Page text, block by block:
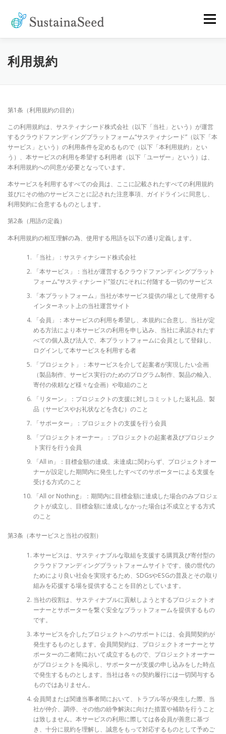
メニュー
CORPORATE
CONTACT
利用規約
第1条（利用規約の目的）
この利用規約は、サスティナシード株式会社（以下「当社」という）が運営
するクラウドファンディングプラットフォーム“サスティナシード”（以下「本
サービス」という）の利用条件を定めるもので（以下「本利用規約」とい
う）、本サービスの利用を希望する利用者（以下「ユーザー」という）は、
本利用規約への同意が必要となっています。
本サービスを利用するすべての会員は、ここに記載されたすべての利用規約
並びにその他のサービスごとに記された注意事項、ガイドラインに同意し、
利用契約に合意するものとします。
第2条（用語の定義）
本利用規約の相互理解の為、使用する用語を以下の通り定義します。
「当社」：サスティナシード株式会社
「本サービス」：当社が運営するクラウドファンディングプラット
フォーム“サスティナシード”並びにそれに付随する一切のサービス
「本プラットフォーム」当社が本サービス提供の場として使用する
インターネット上の当社運営サイト
「会員」：本サービスの利用を希望し、本規約に合意し、当社が定
める方法により本サービスの利用を申し込み、当社に承認されたす
べての個人及び法人で、本プラットフォームに会員として登録し、
ログインして本サービスを利用する者
「プロジェクト」：本サービスを介して起案者が実現したい企画
（製品制作、サービス実行のためのプログラム制作、製品の輸入、
寄付の依頼など様々な企画）や取組のこと
「リターン」：プロジェクトの支援に対しコミットした返礼品、製
品（サービスやお礼状などを含む）のこと
「サポーター」：プロジェクトの支援を行う会員
「プロジェクトオーナー」：プロジェクトの起案者及びプロジェク
ト実行を行う会員
「All in」：目標金額の達成、未達成に関わらず、プロジェクトオー
ナーが設定した期間内に発生したすべてのサポーターによる支援を
受ける方式のこと
「All or Nothing」：期間内に目標金額に達成した場合のみプロジェ
クトが成立し、目標金額に達成しなかった場合は不成立とする方式
のこと
第3条（本サービスと当社の役割）
本サービスは、サスティナブルな取組を支援する購買及び寄付型の
クラウドファンディングプラットフォームサイトです。後の世代の
ためにより良い社会を実現するため、SDGsやESGの普及とその取り
組みを応援する場を提供することを目的としています。
当社の役割は、サスティナブルに貢献しようとするプロジェクトオ
ーナーとサポーターを繋ぐ安全なプラットフォームを提供するもの
です。
本サービスを介したプロジェクトへのサポートには、会員間契約が
発生するものとします。会員間契約は、プロジェクトオーナーとサ
ポーターの二者間において成立するもので、プロジェクトオーナー
がプロジェクトを掲示し、サポーターが支援の申し込みをした時点
で発生するものとします。当社は各々の契約履行には一切関与する
ものではありません。
会員間または関連当事者間において、トラブル等が発生した際、当
社が仲介、調停、その他の紛争解決に向けた措置や補助を行うこと
は致しません。本サービスの利用に際しては各会員が善意に基づ
き、十分に規約を理解し、誠意をもって対応するものとして予めご